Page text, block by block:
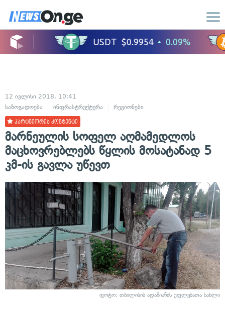
12 ივლისი 2018, 10:41
საზოგადოება
ინფრასტრუქტურა რეგიონები
პარტნიორის კონტენტი
მარნეულის სოფელ აღმამედლოს
მაცხოვრებლებს წყლის მოსატანად 5
კმ-ის გავლა უწევთ
ფოტო: თბილისის ადამიანის უფლებათა სახლი